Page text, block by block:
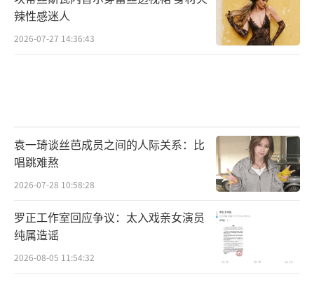
的好兄弟，让姬发逃出朝歌城，好好活下去。
通过演员们分享角色心路历程，让现场不
打磨，值得细细品味，相信每位观众也将有自
己的发现和感悟。
电影《封神第一部》由乌尔善执导，费
翔、李雪健、黄渤、于适、陈牧驰、娜然、此
沙、武亚凡、夏雨、袁泉、王洛勇、侯雯元、
黄曦彦、李昀锐、杨玏以及陈坤出演，北京京
辣性感迷人
2026-07-27 14:36:43
袁一琦谈丝芭成员之间的人际关系：比
唱跳难熬
2026-07-28 10:58:28
罗正工作室回应争议：太入戏亲女演员
纯属造谣
2026-08-05 11:54:32